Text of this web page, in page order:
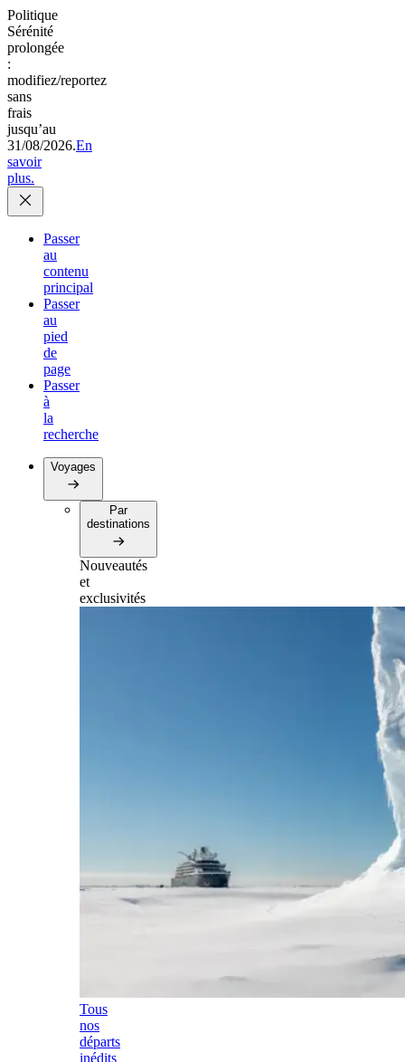
Politique
Sérénité
prolongée
:
modifiez/reportez
sans
frais
jusqu’au
31/08/2026.En
savoir
plus.
Passer
au
contenu
principal
Passer
au
pied
de
page
Passer
à
la
recherche
Voyages
Par
destinations
Nouveautés
et
exclusivités
Tous
nos
départs
inédits